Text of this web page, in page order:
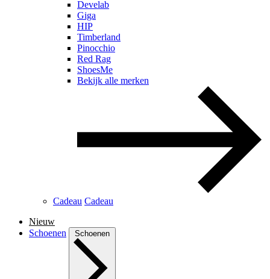
Develab
Giga
HIP
Timberland
Pinocchio
Red Rag
ShoesMe
Bekijk alle merken
Cadeau Cadeau
Nieuw
Schoenen
Schoenen